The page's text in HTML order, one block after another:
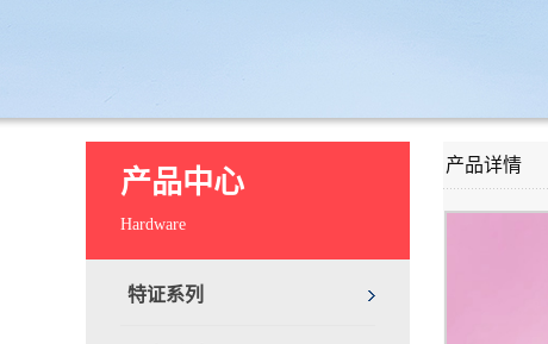
产品中心
Hardware
特证系列
产品详情